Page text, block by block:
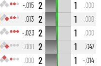
-.015 2 1
.000
.013 2 1
.000
-.023 2 1
.000
.000 2 1
.047
.000 2 1 -.014